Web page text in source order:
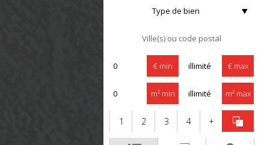
Type de bien
€ min € max
m² min m² max
1 2 3 4 +